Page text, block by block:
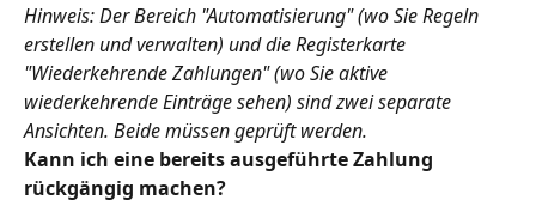
Hinweis: Der Bereich "Automatisierung" (wo Sie Regeln
erstellen und verwalten) und die Registerkarte
"Wiederkehrende Zahlungen" (wo Sie aktive
wiederkehrende Einträge sehen) sind zwei separate
Ansichten. Beide müssen geprüft werden.
Kann ich eine bereits ausgeführte Zahlung
rückgängig machen?